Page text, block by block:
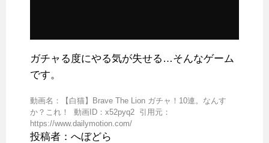
ガチャる度にやる気が失せる…そんなゲーム
です。
動画名：【白猫】Brave The Lion ガチャ！10連。なんす
か？これ！ 動画ID：x52pyq2 引用元：
https://www.dailymotion.com/
投稿者：へぼどら